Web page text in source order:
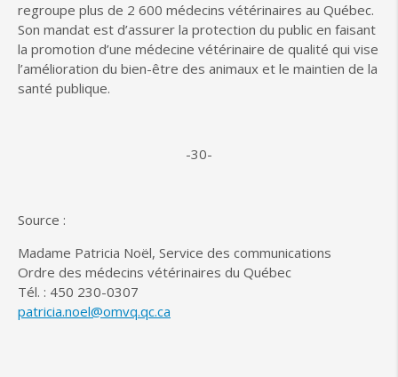
regroupe plus de 2 600 médecins vétérinaires au Québec.
Son mandat est d’assurer la protection du public en faisant
la promotion d’une médecine vétérinaire de qualité qui vise
l’amélioration du bien-être des animaux et le maintien de la
santé publique.
-30-
Source :
Madame Patricia Noël, Service des communications
Ordre des médecins vétérinaires du Québec
Tél. : 450 230-0307
patricia.noel@omvq.qc.ca